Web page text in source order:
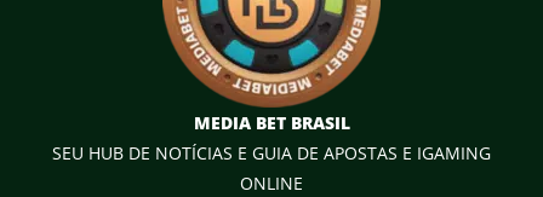
MEDIA BET BRASIL
SEU HUB DE NOTÍCIAS E GUIA DE APOSTAS E IGAMING
ONLINE